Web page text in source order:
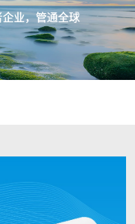
业，管通全球